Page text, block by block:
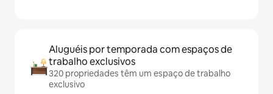
Aluguéis por temporada com espaços de
trabalho exclusivos
320 propriedades têm um espaço de trabalho
exclusivo